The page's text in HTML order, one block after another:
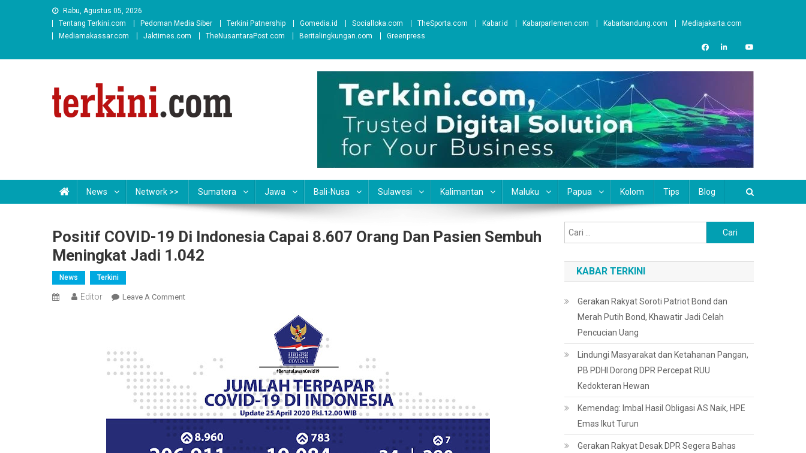
Rabu, Agustus 05, 2026
Tentang Terkini.com
Pedoman Media Siber Terkini Patnership Gomedia.id Socialloka.com TheSporta.com Kabar.id Kabarparlemen.com Kabarbandung.com
Mediajakarta.com
Mediamakassar.com
Jaktimes.com TheNusantaraPost.com Beritalingkungan.com Greenpress
News Network >> Sumatera Jawa Bali-Nusa Sulawesi Kalimantan Maluku Papua Kolom Tips Blog
Positif COVID-19 Di Indonesia Capai 8.607 Orang Dan Pasien Sembuh
Meningkat Jadi 1.042
News Terkini
Editor Leave A CommentOn
Indonesia
8.607
Orang
Dan
Pasien
Sembuh
untuk:
KABAR TERKINI
Gerakan Rakyat Soroti Patriot Bond dan
Merah Putih Bond, Khawatir Jadi Celah
Pencucian Uang
Lindungi Masyarakat dan Ketahanan Pangan,
PB PDHI Dorong DPR Percepat RUU
Kedokteran Hewan
Kemendag: Imbal Hasil Obligasi AS Naik, HPE
Emas Ikut Turun
Gerakan Rakyat Desak DPR Segera Bahas